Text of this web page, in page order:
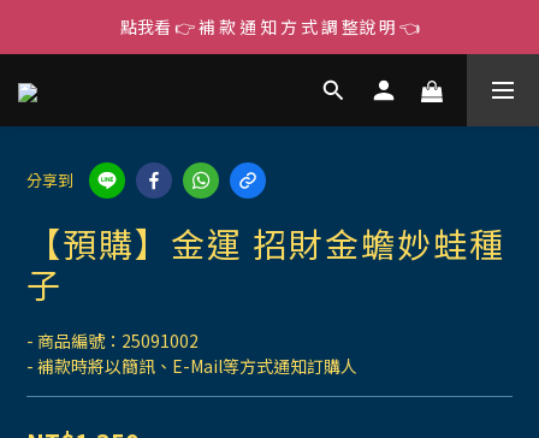
點我看 👉 補 款 通 知 方 式 調 整說 明 👈
分享到
【預購】金運 招財金蟾妙蛙種
子
- 商品編號：25091002
- 補款時將以簡訊、E-Mail等方式通知訂購人